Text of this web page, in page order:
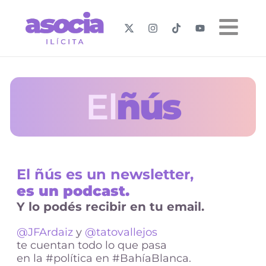
Elñús
El ñús es un newsletter,
es un podcast.
Y lo podés recibir en tu email.
@JFArdaiz y @tatovallejos
te cuentan todo lo que pasa
en la #política en #BahíaBlanca.